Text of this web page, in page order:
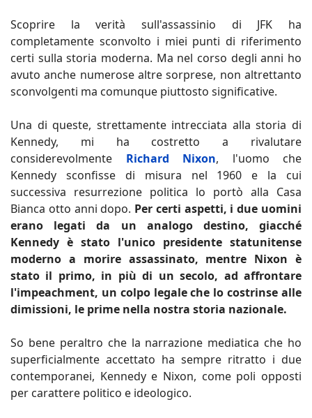
Scoprire la verità sull'assassinio di JFK ha
completamente sconvolto i miei punti di riferimento
certi sulla storia moderna. Ma nel corso degli anni ho
avuto anche numerose altre sorprese, non altrettanto
sconvolgenti ma comunque piuttosto significative.
Una di queste, strettamente intrecciata alla storia di
Kennedy, mi ha costretto a rivalutare
considerevolmente Richard Nixon, l'uomo che
Kennedy sconfisse di misura nel 1960 e la cui
successiva resurrezione politica lo portò alla Casa
Bianca otto anni dopo. Per certi aspetti, i due uomini
erano legati da un analogo destino, giacché
Kennedy è stato l'unico presidente statunitense
moderno a morire assassinato, mentre Nixon è
stato il primo, in più di un secolo, ad affrontare
l'impeachment, un colpo legale che lo costrinse alle
dimissioni, le prime nella nostra storia nazionale.
So bene peraltro che la narrazione mediatica che ho
superficialmente accettato ha sempre ritratto i due
contemporanei, Kennedy e Nixon, come poli opposti
per carattere politico e ideologico.